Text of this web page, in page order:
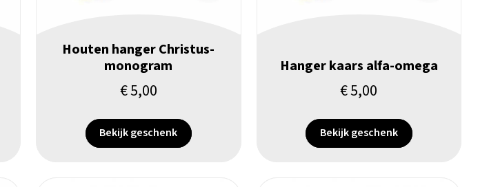
Houten hanger Christus-
monogram
€5,00
Bekijk geschenk
Hanger kaars alfa-omega
€5,00
Bekijk geschenk